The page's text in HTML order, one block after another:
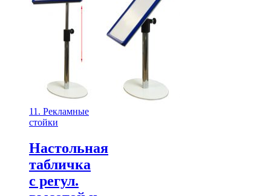
11. Рекламные
стойки
Настольная
табличка
с регул.